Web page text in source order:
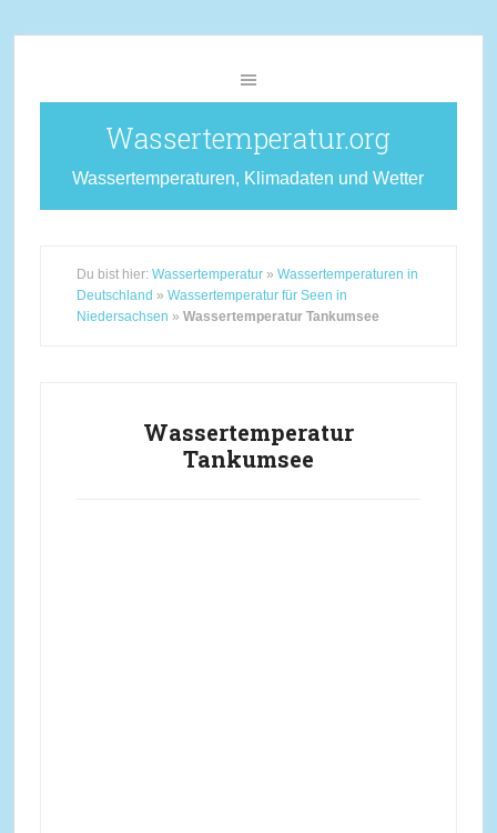
Wassertemperatur.org
Wassertemperaturen, Klimadaten und Wetter
Du bist hier: Wassertemperatur» Wassertemperaturen in
Deutschland » Wassertemperatur für Seen in
Niedersachsen » Wassertemperatur Tankumsee
Wassertemperatur
Tankumsee